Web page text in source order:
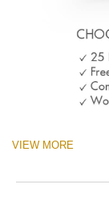
VIEW MORE